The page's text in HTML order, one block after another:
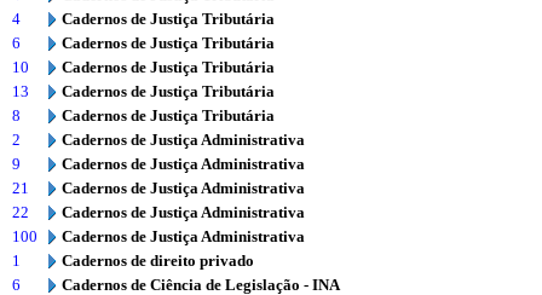
4
Cadernos de Justiça Tributária
6
Cadernos de Justiça Tributária
10
Cadernos de Justiça Tributária
13
Cadernos de Justiça Tributária
8
Cadernos de Justiça Tributária
2
Cadernos de Justiça Administrativa
9
Cadernos de Justiça Administrativa
21
Cadernos de Justiça Administrativa
22
Cadernos de Justiça Administrativa
100
Cadernos de Justiça Administrativa
1
Cadernos de direito privado
6
Cadernos de Ciência de Legislação - INA